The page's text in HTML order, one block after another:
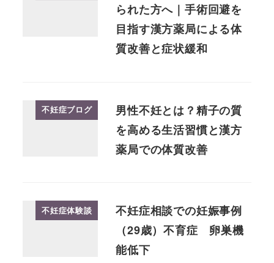
られた方へ｜手術回避を
目指す漢方薬局による体
質改善と症状緩和
不妊症ブログ
男性不妊とは？精子の質
を高める生活習慣と漢方
薬局での体質改善
不妊症体験談
不妊症相談での妊娠事例
（29歳）不育症 卵巣機
能低下